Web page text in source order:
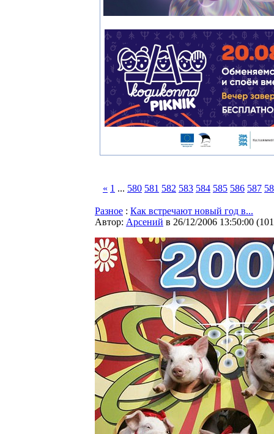
« 1 ... 580 581 582 583 584 585 586 587
Разное : Как встречают новый год в...
Автор: Арсений в 26/12/2006 13:50:00 (